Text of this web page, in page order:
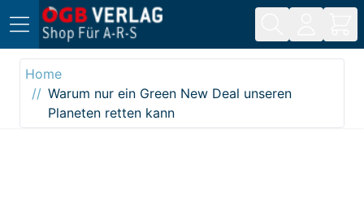
Direkt zum Inhalt
Home
Warum nur ein Green New Deal unseren
Planeten retten kann